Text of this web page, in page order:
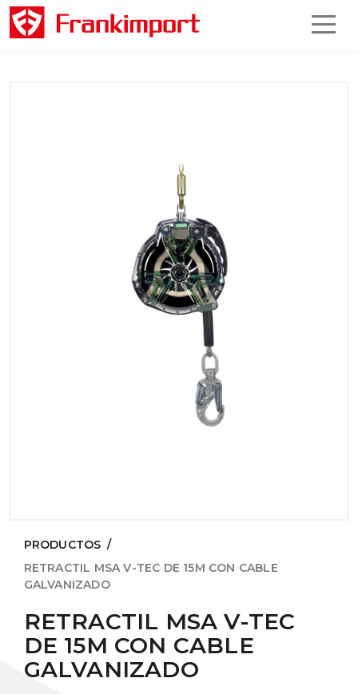
PRODUCTOS /
RETRACTIL MSA V-TEC DE 15M CON CABLE
GALVANIZADO
RETRACTIL MSA V-TEC
DE 15M CON CABLE
GALVANIZADO